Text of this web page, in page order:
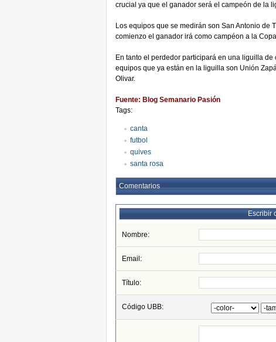
crucial ya que el ganador será el campeón de la
Los equipos que se medirán son San Antonio de
comienzo el ganador irá como campéon a la
En tanto el perdedor participará en una liguilla
equipos que ya están en la liguilla son Unión
Olivar.
Fuente: Blog Semanario Pasión
Tags:
canta
futbol
quives
santa rosa
Comentarios
Escribir
Nombre:
Email:
Título:
Código UBB: